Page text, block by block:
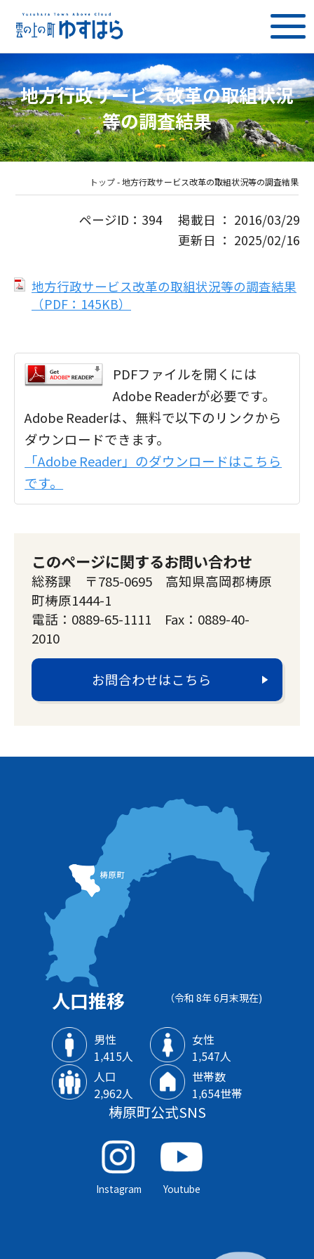
地方行政サービス改革の取組状況
等の調査結果
トップ-地方行政サービス改革の取組状況等の調査結果
ページID：394 掲載日 ： 2016/03/29
更新日 ： 2025/02/16
地方行政サービス改革の取組状況等の調査結果
（PDF：145KB）
PDFファイルを開くには
Adobe Readerが必要です。
Adobe Readerは、無料で以下のリンクから
ダウンロードできます。
「Adobe Reader」のダウンロードはこちら
です。
このページに関するお問い合わせ
総務課 〒785-0695 高知県高岡郡梼原
町梼原1444-1
電話：0889-65-1111 Fax：0889-40-
2010
お問合わせはこちら
人口推移 （令和 8年 6月末現在)
男性
1‚415人
女性
1‚547人
人口
2‚962人
世帯数
1‚654世帯
梼原町公式SNS
Instagram Youtube